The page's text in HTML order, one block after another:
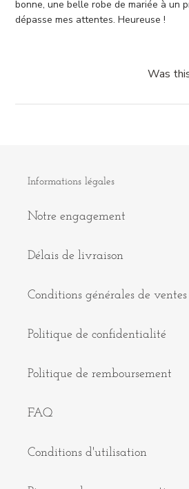
bonne, une belle robe de mariée à un
dépasse mes attentes. Heureuse !
Was
Informations légales
Notre engagement
Délais de livraison
Conditions générales de ventes
Politique de confidentialité
Politique de remboursement
FAQ
Conditions d'utilisation